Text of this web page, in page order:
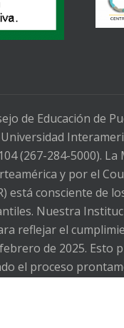
de Educación de
(267-284-5000). La
y por el
está consciente de
Nuestra
reflejar el
de 2025. Esto
el proceso